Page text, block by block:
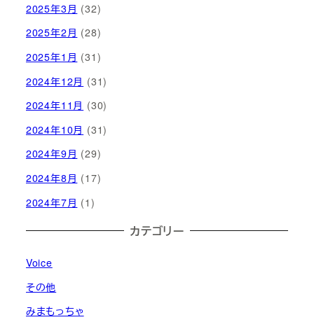
2025年3月 (32)
2025年2月 (28)
2025年1月 (31)
2024年12月 (31)
2024年11月 (30)
2024年10月 (31)
2024年9月 (29)
2024年8月 (17)
2024年7月 (1)
カテゴリー
Voice
その他
みまもっちゃ